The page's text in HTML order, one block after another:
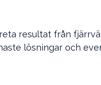
resultat från
lösningar och